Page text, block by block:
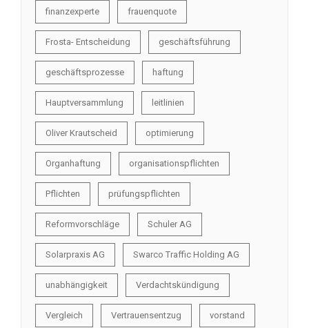
finanzexperte frauenquote
Frosta- Entscheidung geschäftsführung
geschäftsprozesse haftung
Hauptversammlung leitlinien
Oliver Krautscheid optimierung
Organhaftung organisationspflichten
Pflichten prüfungspflichten
Reformvorschläge Schuler AG
Solarpraxis AG Swarco Traffic Holding AG
unabhängigkeit Verdachtskündigung
Vergleich Vertrauensentzug vorstand